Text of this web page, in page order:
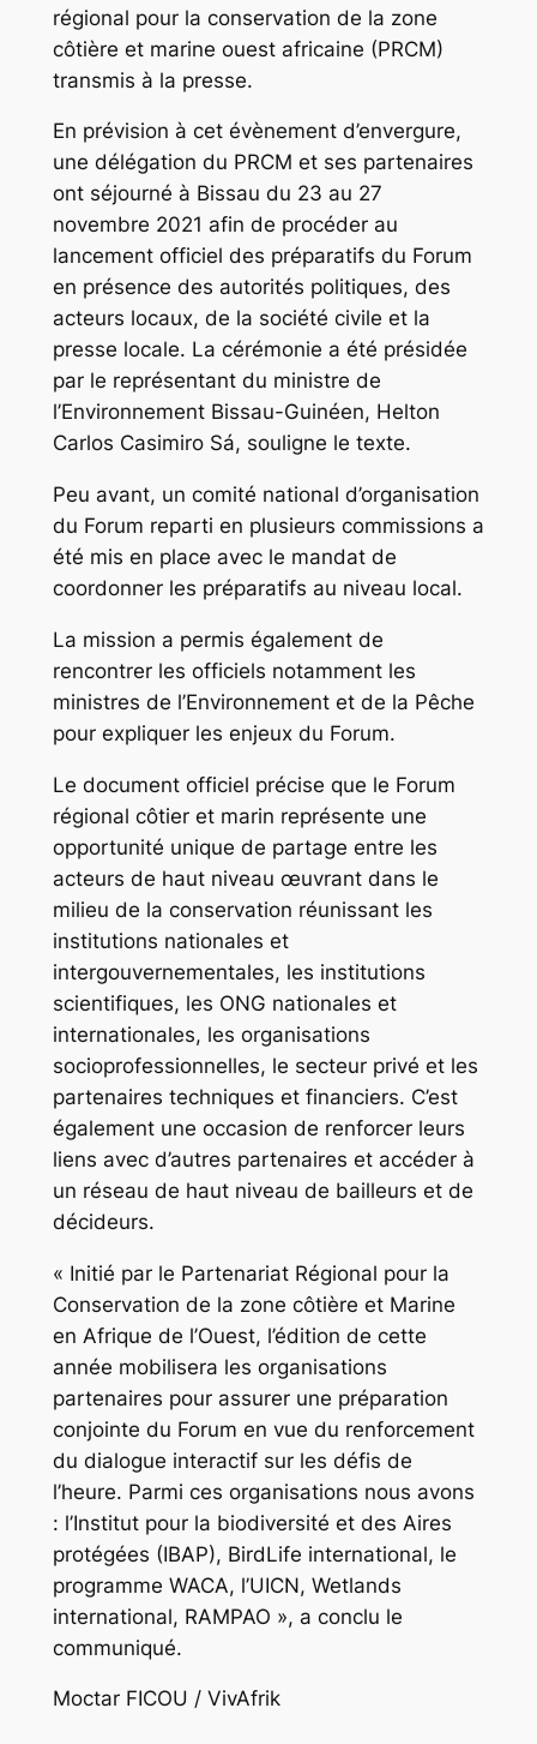
régional pour la conservation de la zone
côtière et marine ouest africaine (PRCM)
transmis à la presse.
En prévision à cet évènement d’envergure,
une délégation du PRCM et ses partenaires
ont séjourné à Bissau du 23 au 27
novembre 2021 afin de procéder au
lancement officiel des préparatifs du Forum
en présence des autorités politiques, des
acteurs locaux, de la société civile et la
presse locale. La cérémonie a été présidée
par le représentant du ministre de
l’Environnement Bissau-Guinéen, Helton
Carlos Casimiro Sá, souligne le texte.
Peu avant, un comité national d’organisation
du Forum reparti en plusieurs commissions a
été mis en place avec le mandat de
coordonner les préparatifs au niveau local.
La mission a permis également de
rencontrer les officiels notamment les
ministres de l’Environnement et de la Pêche
pour expliquer les enjeux du Forum.
Le document officiel précise que le Forum
régional côtier et marin représente une
opportunité unique de partage entre les
acteurs de haut niveau œuvrant dans le
milieu de la conservation réunissant les
institutions nationales et
intergouvernementales, les institutions
scientifiques, les ONG nationales et
internationales, les organisations
socioprofessionnelles, le secteur privé et les
partenaires techniques et financiers. C’est
également une occasion de renforcer leurs
liens avec d’autres partenaires et accéder à
un réseau de haut niveau de bailleurs et de
décideurs.
« Initié par le Partenariat Régional pour la
Conservation de la zone côtière et Marine
en Afrique de l’Ouest, l’édition de cette
année mobilisera les organisations
partenaires pour assurer une préparation
conjointe du Forum en vue du renforcement
du dialogue interactif sur les défis de
l’heure. Parmi ces organisations nous avons
: l’Institut pour la biodiversité et des Aires
protégées (IBAP), BirdLife international, le
programme WACA, l’UICN, Wetlands
international, RAMPAO », a conclu le
communiqué.
Moctar FICOU / VivAfrik